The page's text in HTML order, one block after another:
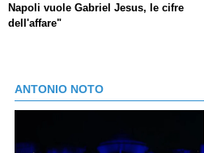
Napoli vuole Gabriel Jesus, le cifre
dell'affare"
ANTONIO NOTO